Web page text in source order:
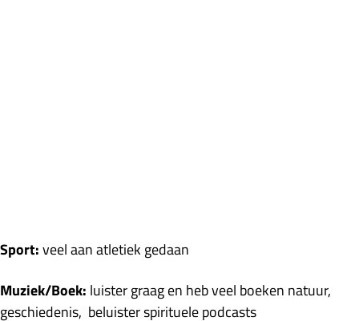
Sport:veel aan atletiek gedaan
Muziek/Boek: luister graag en heb veel boeken natuur,
geschiedenis, beluister spirituele podcasts